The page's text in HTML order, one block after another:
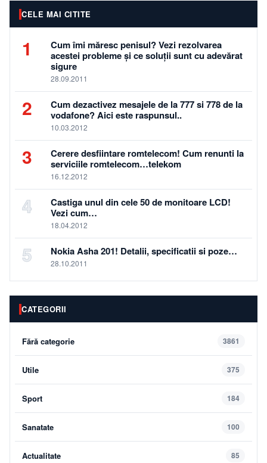
CELE MAI CITITE
1
Cum îmi măresc penisul? Vezi rezolvarea
acestei probleme și ce soluții sunt cu adevărat
sigure
28.09.2011
2
Cum dezactivez mesajele de la 777 si 778 de la
vodafone? Aici este raspunsul..
10.03.2012
3
Cerere desfiintare romtelecom! Cum renunti la
serviciile romtelecom…telekom
16.12.2012
4
Castiga unul din cele 50 de monitoare LCD!
Vezi cum…
18.04.2012
5 Nokia Asha 201! Detalii, specificatii si poze…
28.10.2011
CATEGORII
Fără categorie 3861
Utile 375
Sport 184
Sanatate 100
Actualitate 85